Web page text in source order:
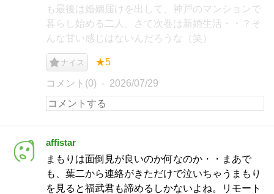
も最後は婚姻届けを出して、神戸のマンションで
暮らし始める二人。さて次巻は新婚生活・・？そ
んな甘い感じはないんだろうな（笑）
ナイス ★5
コメント(0) 2026/07/29
affistar
まもりは面倒見が良いのか何なのか・・まあで
も、葉二から連絡がきただけで泣いちゃうまもり
を見ると福武君も諦めるしかないよね。リモート